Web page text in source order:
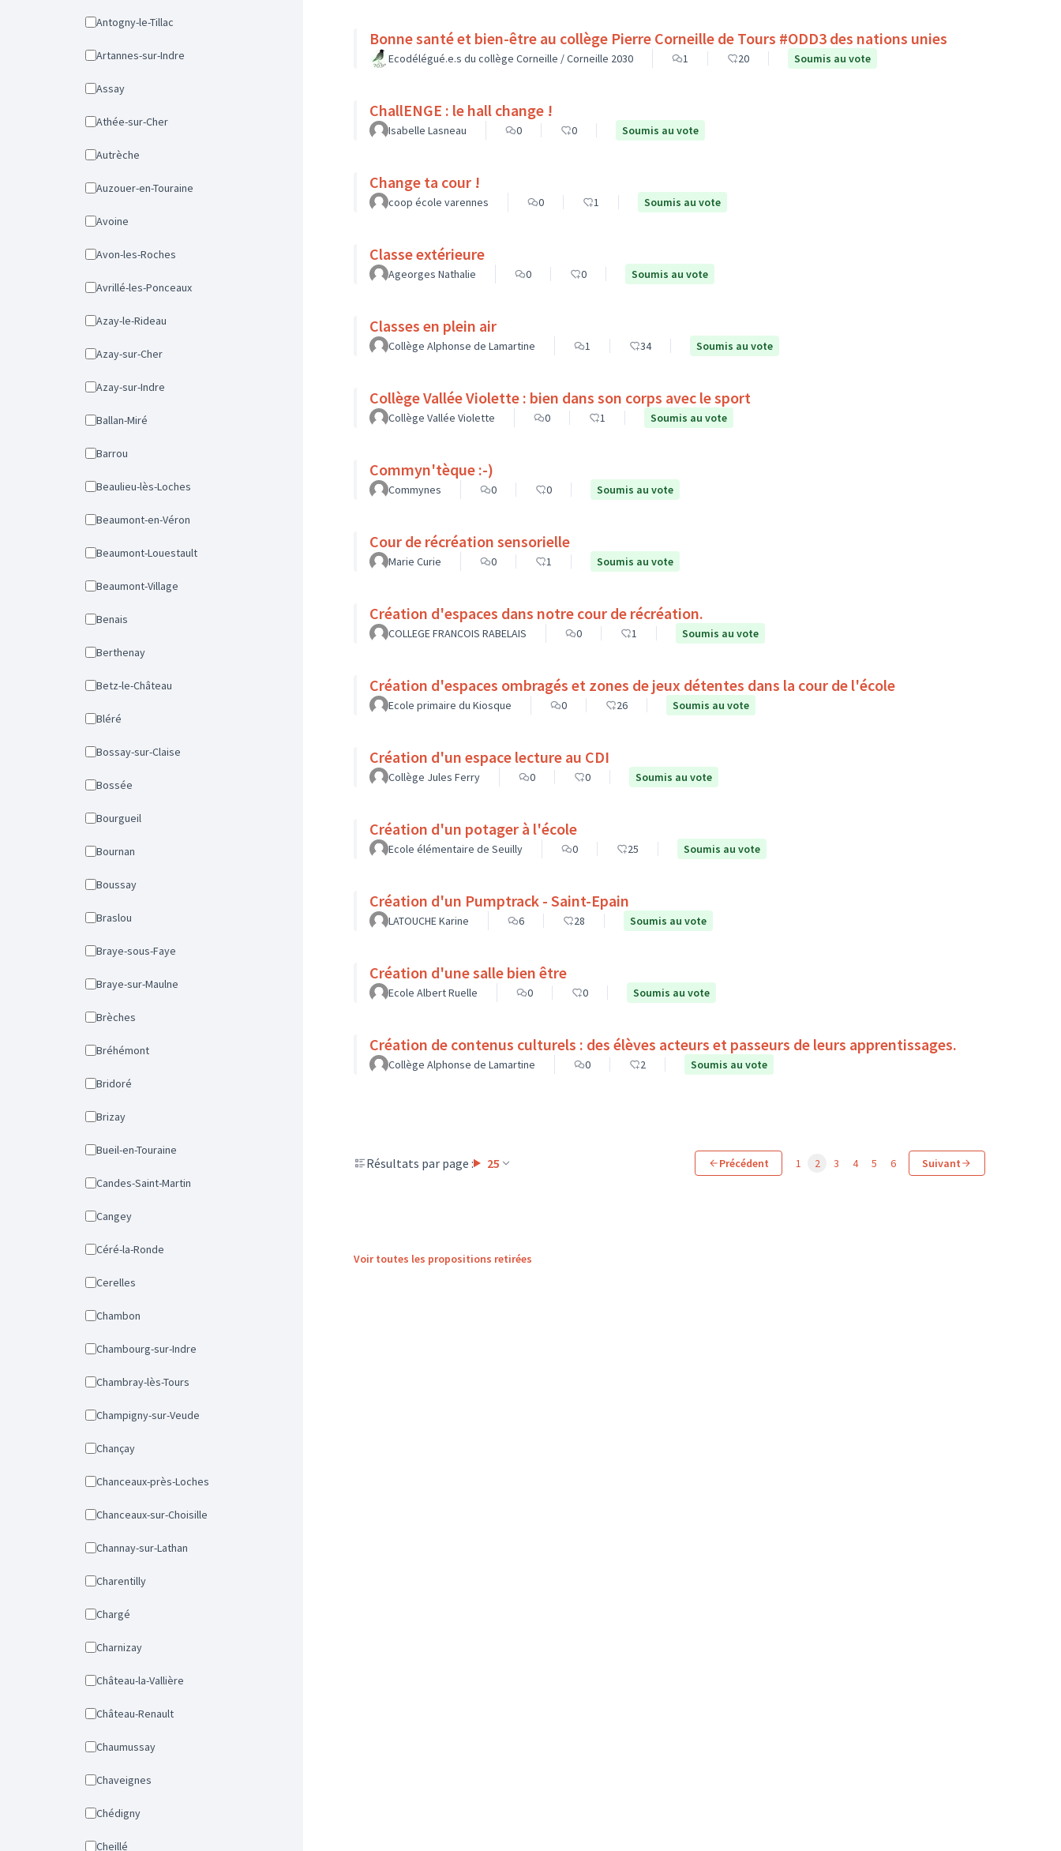
Antogny-le-Tillac
Artannes-sur-Indre
Assay
Athée-sur-Cher
Autrèche
Auzouer-en-Touraine
Avoine
Avon-les-Roches
Avrillé-les-Ponceaux
Azay-le-Rideau
Azay-sur-Cher
Azay-sur-Indre
Ballan-Miré
Barrou
Beaulieu-lès-Loches
Beaumont-en-Véron
Beaumont-Louestault
Beaumont-Village
Benais
Berthenay
Betz-le-Château
Bléré
Bossay-sur-Claise
Bossée
Bourgueil
Bournan
Boussay
Braslou
Braye-sous-Faye
Braye-sur-Maulne
Brèches
Bréhémont
Bridoré
Brizay
Bueil-en-Touraine
Candes-Saint-Martin
Cangey
Céré-la-Ronde
Cerelles
Chambon
Chambourg-sur-Indre
Chambray-lès-Tours
Champigny-sur-Veude
Chançay
Chanceaux-près-Loches
Chanceaux-sur-Choisille
Channay-sur-Lathan
Charentilly
Chargé
Charnizay
Château-la-Vallière
Château-Renault
Chaumussay
Chaveignes
Chédigny
Cheillé
Bonne santé et bien-être au collège Pierre Corneille de Tours #ODD3 des nations unies
Ecodélégué.e.s du collège Corneille / Corneille 2030 1 20 Soumis au vote
ChallENGE : le hall change !
Isabelle Lasneau 0 0 Soumis au vote
Change ta cour !
coop école varennes 0 1 Soumis au vote
Classe extérieure
Ageorges Nathalie 0 0 Soumis au vote
Classes en plein air
Collège Alphonse de Lamartine 1 34 Soumis au vote
Collège Vallée Violette : bien dans son corps avec le sport
Collège Vallée Violette 0 1 Soumis au vote
Commyn'tèque :-)
Commynes 0 0 Soumis au vote
Cour de récréation sensorielle
Marie Curie 0 1 Soumis au vote
Création d'espaces dans notre cour de récréation.
COLLEGE FRANCOIS RABELAIS 0 1 Soumis au vote
Création d'espaces ombragés et zones de jeux détentes dans la cour de l'école
Ecole primaire du Kiosque 0 26 Soumis au vote
Création d'un espace lecture au CDI
Collège Jules Ferry 0 0 Soumis au vote
Création d'un potager à l'école
Ecole élémentaire de Seuilly 0 25 Soumis au vote
Création d'un Pumptrack - Saint-Epain
LATOUCHE Karine 6 28 Soumis au vote
Création d'une salle bien être
Ecole Albert Ruelle 0 0 Soumis au vote
Création de contenus culturels : des élèves acteurs et passeurs de leurs apprentissages.
Collège Alphonse de Lamartine 0 2 Soumis au vote
Résultats par page : 25 Précédent 1 2 3 4 5 6 Suivant
Voir toutes les propositions retirées